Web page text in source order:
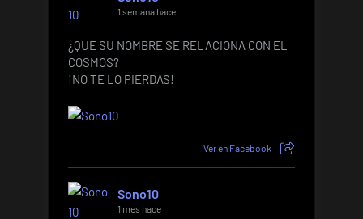
1 semana hace
¿QUE SU NOMBRE SE RELACIONA CON EL
COSMOS?
¡NO TE LO PIERDAS!
Ver en Facebook
Sono10
1 mes hace